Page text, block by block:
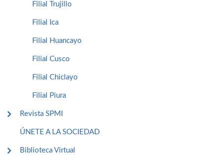
Filial Trujillo
Filial Ica
Filial Huancayo
Filial Cusco
Filial Chiclayo
Filial Piura
Revista SPMI
ÚNETE A LA SOCIEDAD
Biblioteca Virtual